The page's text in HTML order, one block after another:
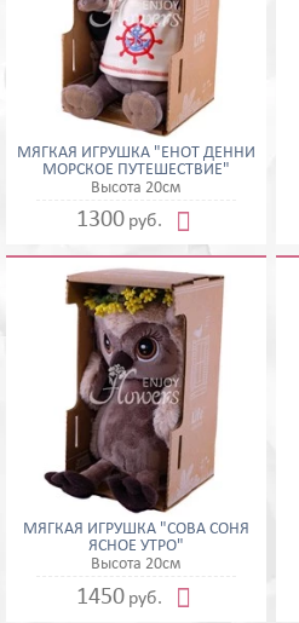
МЯГКАЯ ИГРУШКА "ЕНОТ ДЕННИ
МОРСКОЕ ПУТЕШЕСТВИЕ"
Высота 20см
1300 руб. 
МЯГКАЯ ИГРУШКА "СОВА СОНЯ
ЯСНОЕ УТРО"
Высота 20см
1450 руб. 